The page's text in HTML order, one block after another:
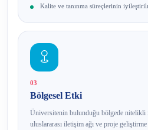
Kalite ve tanınma süreçlerinin
03
Bölgesel Etki
Üniversitenin bulunduğu bölgede nitelikli
uluslararası iletişim ağı ve proje